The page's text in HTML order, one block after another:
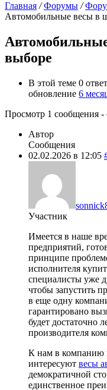
Главная / Форумы /
Автомобильные весы в
выборе
В этой теме 0
обновление 6
Просмотр 1 сообщения -
Автор
Сообщения
02.02.2026 в 12:05
Участник
Имеется в наше
предприятий,
принципе
исполнителя
специалисты уже
чтобы запустить
в еще одну
гарантировано
будет достаточно
производителя
К нам в компанию
интересуют весы
демократичной
единственное